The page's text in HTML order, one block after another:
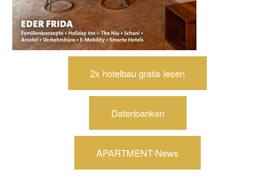
2x hotelbau gratis lesen
Datenbanken
APARTMENT-News